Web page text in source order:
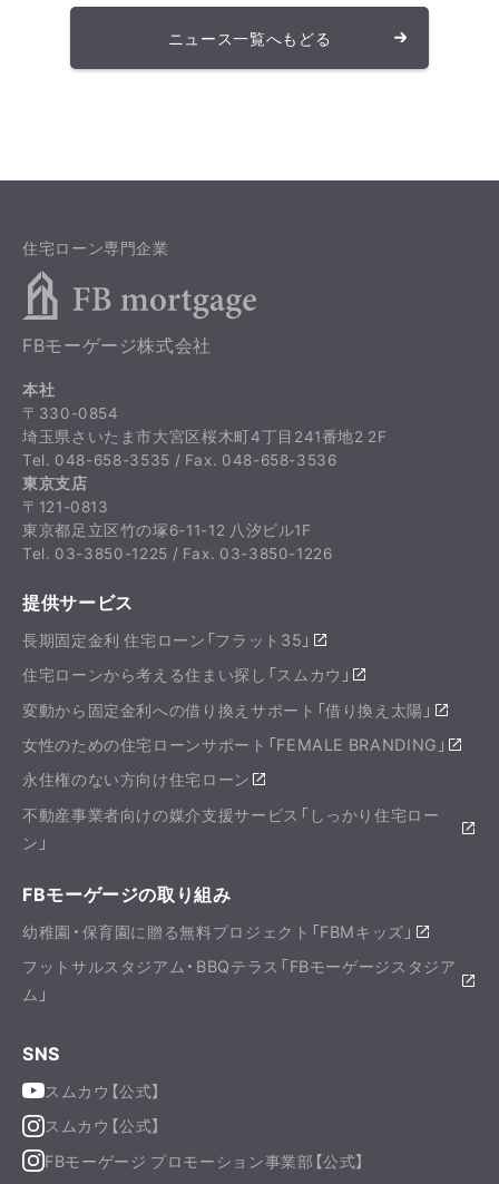
ニュース一覧へもどる
住宅ローン専門企業
FBモーゲージ株式会社
本社
〒330-0854
埼玉県さいたま市大宮区桜木町4丁目241番地2 2F
Tel. 048-658-3535 / Fax. 048-658-3536
東京支店
〒121-0813
東京都足立区竹の塚6-11-12 八汐ビル1F
Tel. 03-3850-1225 / Fax. 03-3850-1226
提供サービス
長期固定金利 住宅ローン「フラット35」
住宅ローンから考える住まい探し「スムカウ」
変動から固定金利への借り換えサポート「借り換え太陽」
女性のための住宅ローンサポート「FEMALE BRANDING」
永住権のない方向け住宅ローン
不動産事業者向けの媒介支援サービス「しっかり住宅ロー
ン」
FBモーゲージの取り組み
幼稚園・保育園に贈る無料プロジェクト「FBMキッズ」
フットサルスタジアム・BBQテラス「FBモーゲージスタジア
ム」
SNS
スムカウ【公式】
スムカウ【公式】
FBモーゲージ プロモーション事業部【公式】